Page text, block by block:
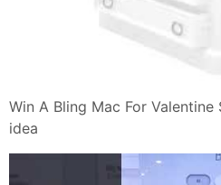
Win A Bling Mac For
idea